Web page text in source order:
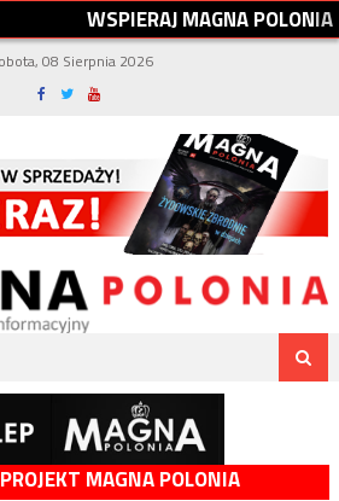
WSPIERAJMAGNAPOLONIA
08 Sierpnia 2026
MAGNA POLONIA